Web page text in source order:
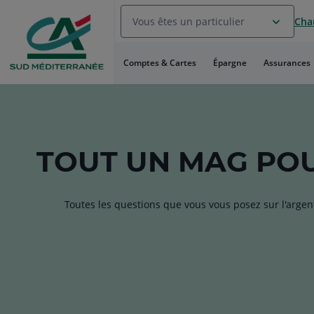
au
Menu
Aller au
Contenu
Vous êtes un particulier
Comptes & Cartes Épargne Assurances
TOUT UN MAG
Toutes les questions que vous vous posez sur